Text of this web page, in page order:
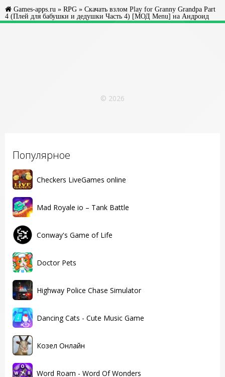
Популярное
Checkers LiveGames online
Mad Royale io – Tank Battle
Conway's Game of Life
Doctor Pets
Highway Police Chase Simulator
Dancing Cats - Cute Music Game
Козел Онлайн
Word Roam - Word Of Wonders
Games-apps.ru » RPG » Скачать взлом Play for Granny Grandpa Part
4 (Плей для бабушки и дедушки Часть 4) [МОД Menu] на Андроид
© 2026